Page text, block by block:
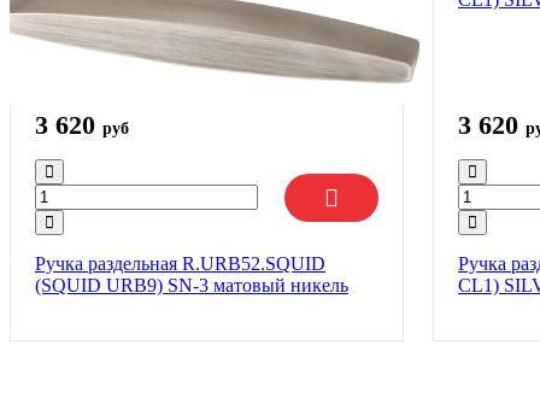
3 620 руб
Ручка раздельная R.URB52.SQUID
(SQUID URB9) SN-3 матовый никель
3 620
Ручка
CL1)